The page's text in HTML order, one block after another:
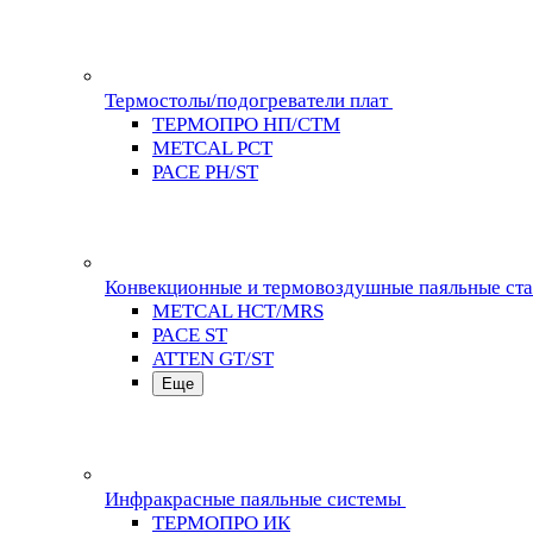
Термостолы/подогреватели плат
ТЕРМОПРО НП/СТМ
METCAL PCT
PACE PH/ST
Конвекционные и термовоздушные паяльные
METCAL HCT/MRS
PACE ST
ATTEN GT/ST
Еще
Инфракрасные паяльные системы
ТЕРМОПРО ИК